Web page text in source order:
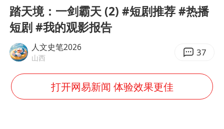
永和豆浆创始人林炳生去世
白海豚将正面袭击贯穿浙江
浙江台州《告全体市民书》
牛津大学一纸声明甩不了锅
香港宏福苑火灾或由烟头引起
踏天境：一剑霸天 (2) #短剧推荐 #热播
短剧 #我的观影报告
人文史笔2026
山西 37
打开网易新闻 体验效果更佳